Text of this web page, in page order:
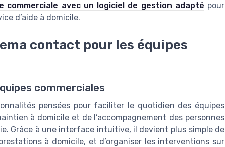
commerciale avec un logiciel de gestion adapté pour
d’aide à domicile.
contact pour les équipes
commerciales
pensées pour faciliter le quotidien des équipes
à domicile et de l’accompagnement des personnes
Grâce à une interface intuitive, il devient plus simple de
à domicile, et d’organiser les interventions sur